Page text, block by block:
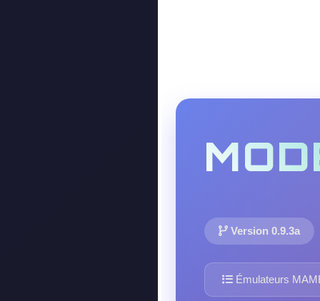
Version 0.9.3a
Émulateurs